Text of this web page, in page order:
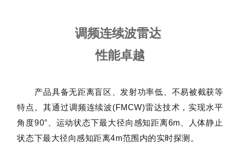
调频连续波雷达
性能卓越
产品具备无距离盲区、发射功率低、不易被截获等
特点。其通过调频连续波(FMCW)雷达技术，实现水平
角度90°、运动状态下最大径向感知距离6m、人体静止
状态下最大径向感知距离4m范围内的实时探测。